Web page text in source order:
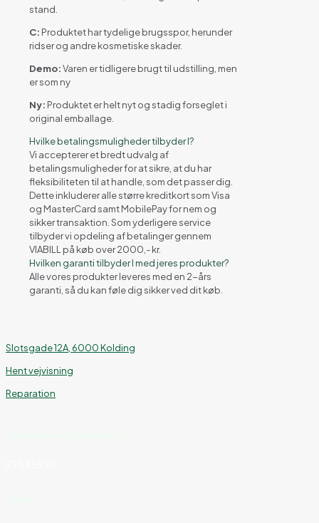
stand.
C: Produktet har tydelige brugsspor, herunder
ridser og andre kosmetiske skader.
Demo:Varen er tidligere brugt til udstilling, men
er som ny
Ny: Produktet er helt nyt og stadig forseglet i
original emballage.
Hvilke betalingsmuligheder tilbyder I?
Vi accepterer et bredt udvalg af
betalingsmuligheder for at sikre, at du har
fleksibiliteten til at handle, som det passer dig.
Dette inkluderer alle større kreditkort som Visa
og MasterCard samt MobilePay for nem og
sikker transaktion. Som yderligere service
tilbyder vi opdeling af betalinger gennem
VIABILL på køb over 2000,- kr.
Hvilken garanti tilbyder I med jeres produkter?
Alle vores produkter leveres med en 2-års
garanti, så du kan føle dig sikker ved dit køb.
Slotsgade 12A, 6000 Kolding
Hent vejvisning
Reparation